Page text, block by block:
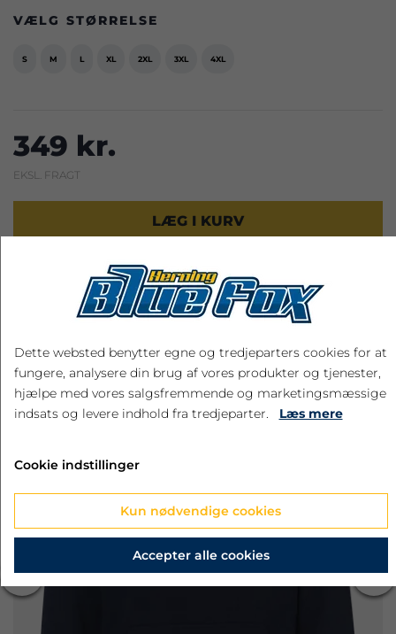
VÆLG STØRRELSE
S M L XL 2XL 3XL 4XL
349 kr.
EKSL. FRAGT
LÆG I KURV
RELATEREDE PRODUKTER
‹ ›
Dette websted benytter egne og tredjeparters cookies for at
fungere, analysere din brug af vores produkter og tjenester,
hjælpe med vores salgsfremmende og marketingsmæssige
indsats og levere indhold fra tredjeparter.
Læs mere
Cookie indstillinger
Kun nødvendige cookies
Accepter alle cookies